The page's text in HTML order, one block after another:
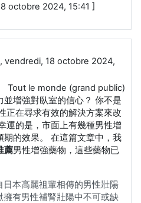
octobre 2024, 15:41 ]
, vendredi, 18 octobre 2024,
Tout le monde (grand public)
並增強對臥室的信心？ 你不是
正在尋求有效的解決方案來改
運的是，市面上有幾種男性增
期的效果。 在這篇文章中，我
薦男性增強藥物，這些藥物已
日本高麗祖輩相傳的男性壯陽
有男性補腎壯陽中不可或缺